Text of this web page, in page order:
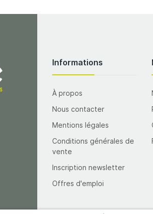
Informations
À propos
Nous contacter
Mentions légales
Conditions générales de
vente
Inscription newsletter
Offres d'emploi